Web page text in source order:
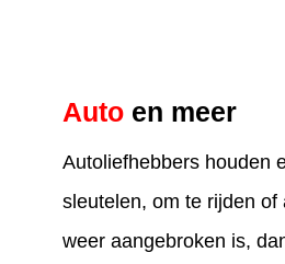
Auto en meer
Autoliefhebbers houden
sleutelen, om te rijden
weer aangebroken is,